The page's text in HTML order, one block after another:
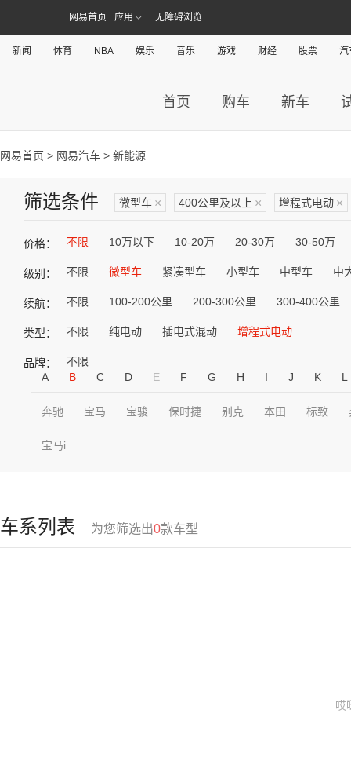
网易首页 应用 无障碍浏览
新闻 体育 NBA 娱乐 音乐 游戏 财经 股票 汽
首页 购车 新车
网易首页 > 网易汽车 > 新能源
筛选条件 微型车 × 400公里及以上 × 增程式电动 ×
价格： 不限 10万以下 10-20万 20-30万 30-50万
级别： 不限 微型车 紧凑型车 小型车 中型车 中
续航： 不限 100-200公里 200-300公里 300-400公里
类型： 不限 纯电动 插电式混动 增程式电动
品牌：
不限
A
B C D E F G H I J K L
奔驰 宝马 宝骏 保时捷 别克 本田 标致
宝马i
车系列表 为您筛选出0款车型
哎